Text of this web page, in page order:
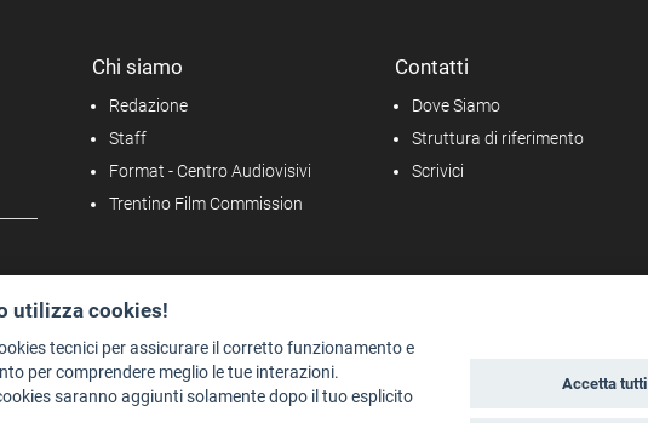
Chi siamo
Redazione
Staff
Format - Centro Audiovisivi
Trentino Film Commission
Contatti
Dove Siamo
Struttura di riferimento
Scrivici
utilizza cookies!
tecnici per assicurare il corretto funzionamento e
per comprendere meglio le tue interazioni.
saranno aggiunti solamente dopo il tuo esplicito
Accetta tutti